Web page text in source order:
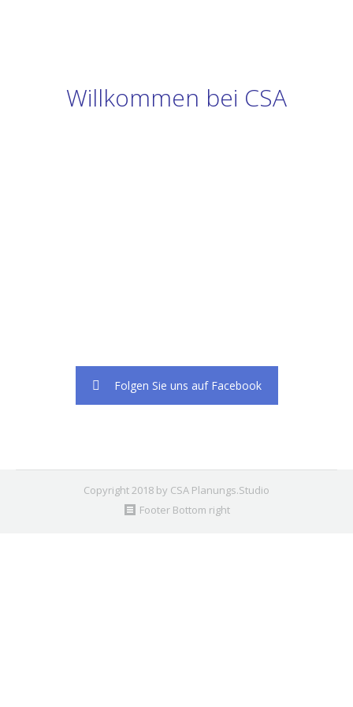
Willkommen bei CSA
Folgen Sie uns auf Facebook
Copyright 2018 by CSA Planungs.Studio
Footer Bottom right